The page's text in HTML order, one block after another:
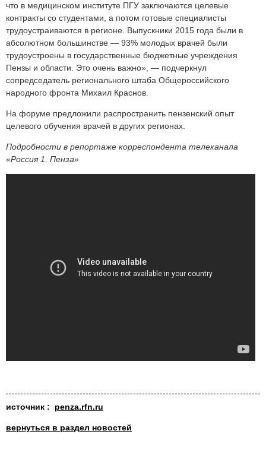
что в медицинском институте ПГУ заключаются целевые
контракты со студентами, а потом готовые специалисты
трудоустраиваются в регионе. Выпускники 2015 года были в
абсолютном большинстве — 93% молодых врачей были
трудоустроены в государственные бюджетные учреждения
Пензы и области. Это очень важно», — подчеркнул
сопредседатель регионального штаба Общероссийского
народного фронта Михаил Краснов.
На форуме предложили распространить пензенский опыт
целевого обучения врачей в других регионах.
Подробности в репортаже корреспондента телеканала
«Россия 1. Пенза»
источник : penza.rfn.ru
вернуться в раздел новостей